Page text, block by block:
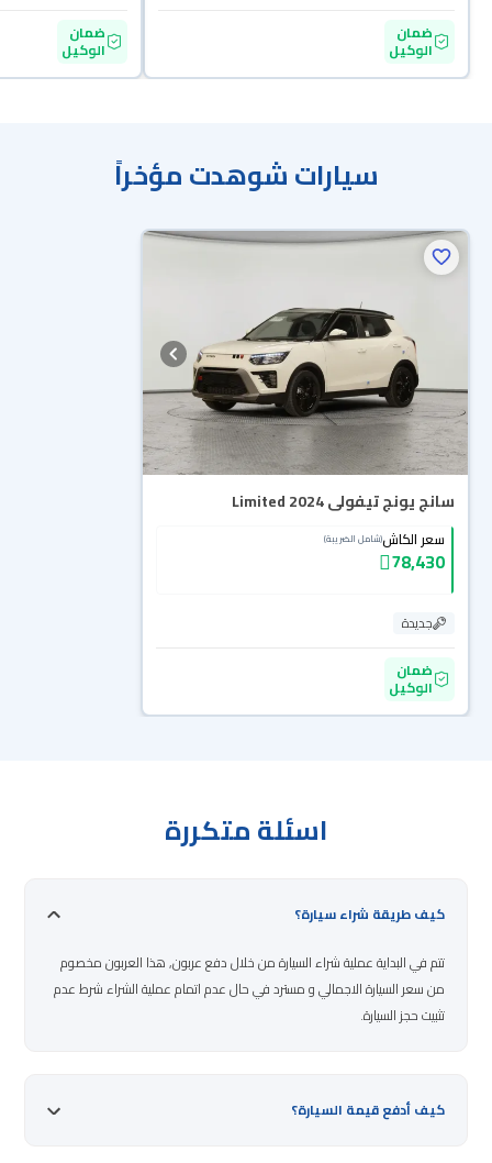
ضمان
الوكيل
ضمان
الوكيل
سيارات شوهدت مؤخراً
سانج يونج تيفولى Limited 2024
سعر الكاش(شامل الضريبة)
78,430
جديدة
ضمان
الوكيل
اسئلة متكررة
كيف طريقة شراء سيارة؟
تتم في البداية عملية شراء السيارة من خلال دفع عربون, هذا العربون مخصوم
من سعر السيارة الاجمالي و مسترد في حال عدم اتمام عملية الشراء شرط عدم
تثبيت حجز السيارة.
كيف أدفع قيمة السيارة؟